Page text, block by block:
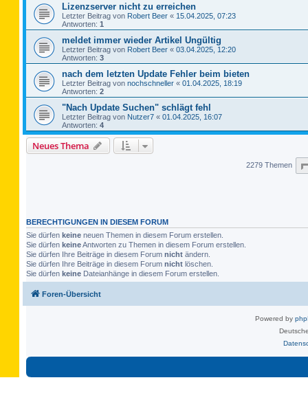
Lizenzserver nicht zu erreichen
Letzter Beitrag von Robert Beer « 15.04.2025, 07:23
Antworten: 1
meldet immer wieder Artikel Ungültig
Letzter Beitrag von Robert Beer « 03.04.2025, 12:20
Antworten: 3
nach dem letzten Update Fehler beim bieten
Letzter Beitrag von nochschneller « 01.04.2025, 18:19
Antworten: 2
"Nach Update Suchen" schlägt fehl
Letzter Beitrag von Nutzer7 « 01.04.2025, 16:07
Antworten: 4
Neues Thema
2279 Themen
BERECHTIGUNGEN IN DIESEM FORUM
Sie dürfen keine neuen Themen in diesem Forum erstellen.
Sie dürfen keineAntworten zu Themen in diesem Forum erstellen.
Sie dürfen Ihre Beiträge in diesem Forum nicht ändern.
Sie dürfen Ihre Beiträge in diesem Forum nicht löschen.
Sie dürfen keine Dateianhänge in diesem Forum erstellen.
Foren-Übersicht
Powered by